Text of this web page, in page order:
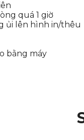
quá 1 giờ
ủi lên hình in/thêu
bằng máy